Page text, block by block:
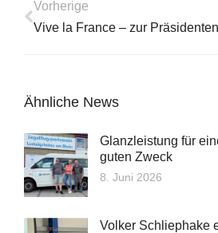
Vorherige
Vive la France – zur
Ähnliche News
Glanzleistung für
guten Zweck
8. Juni 2026
Volker Schliephake